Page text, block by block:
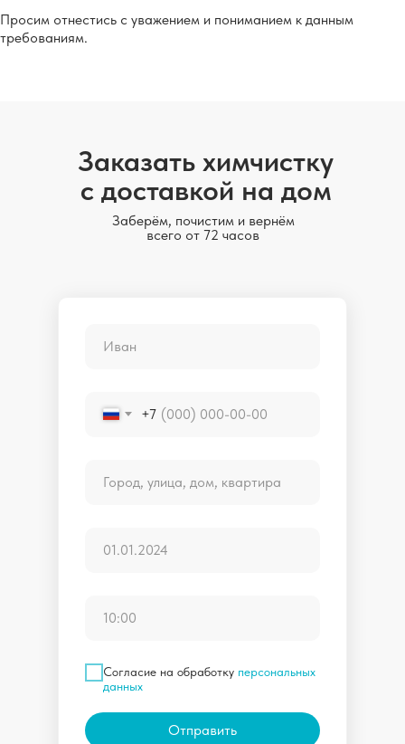
Просим отнестись с уважением и пониманием к данным
требованиям.
Заказать химчистку
с доставкой на дом
Заберём, почистим и вернём
всего от 72 часов
+7
Согласие на обработку персональных
данных
Отправить